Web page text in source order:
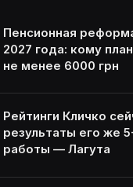
Пенсионная
2027 года: кому
не менее 6000 грн
Рейтинги Кличко
результаты его же
работы — Лагута